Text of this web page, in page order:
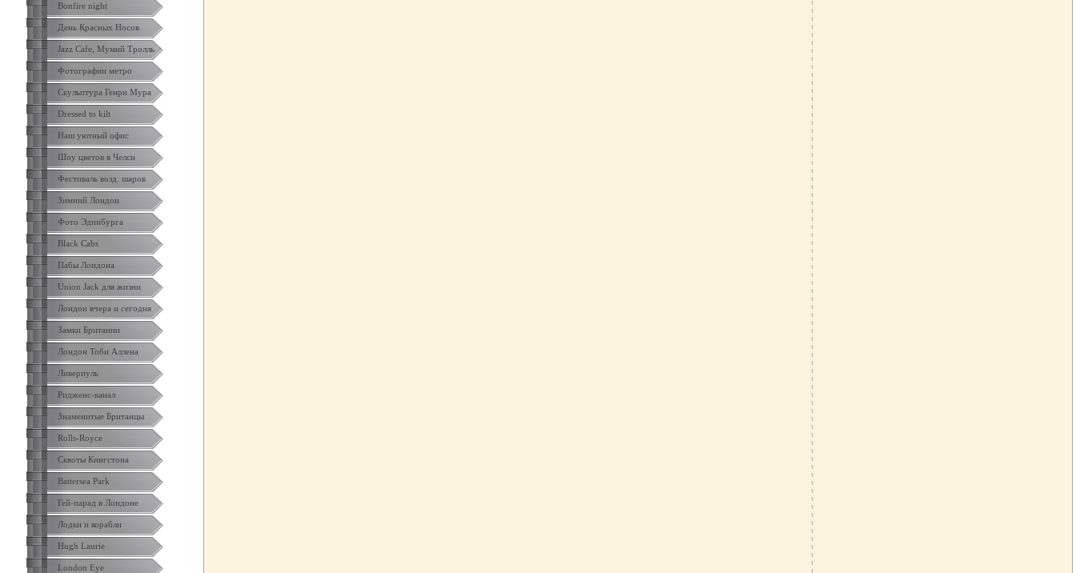
Bonfire night
День Красных Носов
Jazz Cafe, Мумий Тролль
Фотографии метро
Скульптура Генри Мура
Dressed to kilt
Наш уютный офис
Шоу цветов в Челси
Фестиваль возд. шаров
Зимний Лондон
Фото Эдинбурга
Black Cabs
Пабы Лондона
Union Jack для жизни
Лондон вчера и сегодня
Замки Британии
Лондон Тоби Аллена
Ливерпуль
Ридженс-канал
Знаменитые Британцы
Rolls-Royce
Сквоты Кингстона
Battersea Park
Гей-парад в Лондоне
Лодки и корабли
Hugh Laurie
London Eye